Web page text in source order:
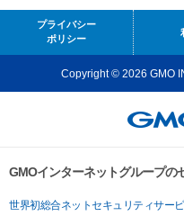
プライバシー
ポリシー
Copyright © 2026 GMO
GMOインターネットグループの
世界初総合ネットセキュリティサー